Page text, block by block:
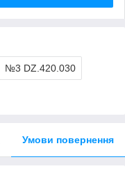
№3 DZ.420.030
Умови повернення